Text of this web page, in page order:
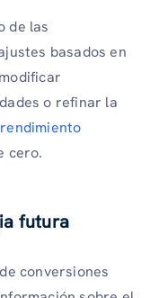
de las
basados ​​en
o refinar la
rendimiento
cero.
futura
conversiones